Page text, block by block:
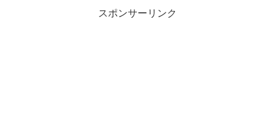
スポンサーリンク